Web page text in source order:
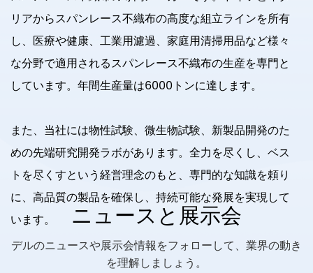
リアからスパンレース不織布の高度な組立ラインを所有
し、医療や健康、工業用濾過、家庭用清掃用品など様々
な分野で適用されるスパンレース不織布の生産を専門と
しています。年間生産量は6000トンに達します。
また、当社には物性試験、微生物試験、新製品開発のた
めの先端研究開発ラボがあります。全力を尽くし、ベス
トを尽くすという経営理念のもと、専門的な知識を頼り
に、高品質の製品を確保し、持続可能な発展を実現して
います。
ニュースと展示会
デルのニュースや展示会情報をフォローして、業界の動き
を理解しましょう。